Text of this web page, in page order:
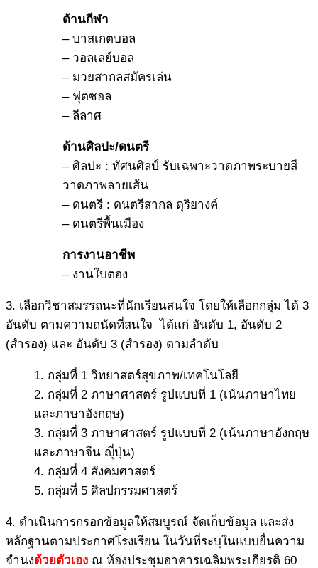
ด้านกีฬา
– บาสเกตบอล
– วอลเลย์บอล
– มวยสากลสมัครเล่น
– ฟุตซอล
– ลีลาศ
ด้านศิลปะ/ดนตรี
– ศิลปะ : ทัศนศิลป์ รับเฉพาะวาดภาพระบายสี
วาดภาพลายเส้น
– ดนตรี : ดนตรีสากล ดุริยางค์
– ดนตรีพื้นเมือง
การงานอาชีพ
– งานใบตอง
3. เลือกวิชาสมรรถนะที่นักเรียนสนใจ โดยให้เลือกกลุ่ม ได้ 3
อันดับ ตามความถนัดที่สนใจ ได้แก่ อันดับ 1, อันดับ 2
(สำรอง) และ อันดับ 3 (สำรอง) ตามลำดับ
1. กลุ่มที่ 1 วิทยาสตร์สุขภาพ/เทคโนโลยี
2. กลุ่มที่ 2 ภาษาศาสตร์ รูปแบบที่ 1 (เน้นภาษาไทย
และภาษาอังกฤษ)
3. กลุ่มที่ 3 ภาษาศาสตร์ รูปแบบที่ 2 (เน้นภาษาอังกฤษ
และภาษาจีน ญุี่ปุ่น)
4. กลุ่มที่ 4 สังคมศาสตร์
5. กลุ่มที่ 5 ศิลปกรรมศาสตร์
4. ดำเนินการกรอกข้อมูลให้สมบูรณ์ จัดเก็บข้อมูล และส่ง
หลักฐานตามประกาศโรงเรียน ในวันที่ระบุในแบบยื่นความ
จำนงด้วยตัวเอง ณ ห้องประชุมอาคารเฉลิมพระเกียรติ 60